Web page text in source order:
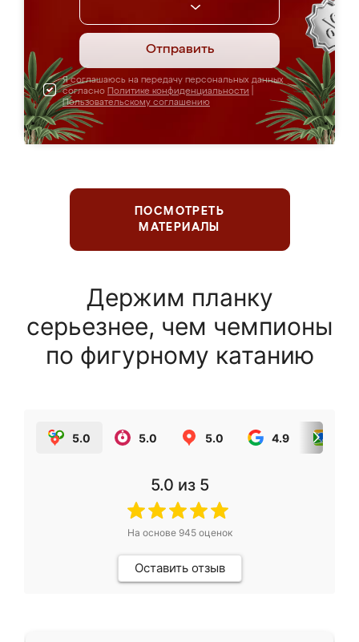
Отправить
Я соглашаюсь на передачу персональных данных
согласно Политике конфиденциальности
Пользовательскому соглашению
ПОСМОТРЕТЬ
МАТЕРИАЛЫ
Держим планку
серьезнее, чем чемпионы
по фигурному катанию
5.0 5.0 5.0 4.9
5.0 из 5
На основе 945оценок
Оставить отзыв